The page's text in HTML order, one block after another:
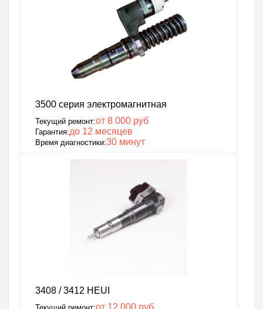
3500 серия электромагнитная
Текущий ремонт:от 8 000 руб
Гарантия:до 12 месяцев
Время диагностики:30 минут
3408 / 3412 HEUI
от 12 000 руб